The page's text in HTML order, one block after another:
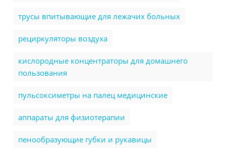
трусы впитывающие для лежачих больных
рециркуляторы воздуха
кислородные концентраторы для домашнего
пользования
пульсоксиметры на палец медицинские
аппараты для физиотерапии
пенообразующие губки и рукавицы